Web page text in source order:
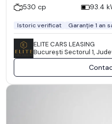
530 cp
93.4
Istoric verificat Garanție 1 an
ELITE CARS LEASING
Bucureşti Sectorul 1,